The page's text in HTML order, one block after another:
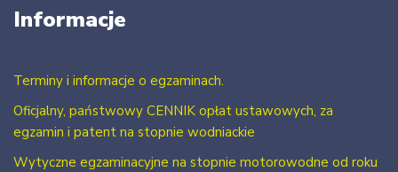
Informacje
Terminy i informacje o egzaminach.
Oficjalny, państwowy CENNIK opłat ustawowych, za
egzamin i patent na stopnie wodniackie
Wytyczne egzaminacyjne na stopnie motorowodne od roku